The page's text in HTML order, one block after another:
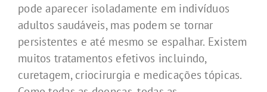
pode aparecer isoladamente em indivíduos
adultos saudáveis, mas podem se tornar
persistentes e até mesmo se espalhar. Existem
muitos tratamentos efetivos incluindo,
curetagem, criocirurgia e medicações tópicas.